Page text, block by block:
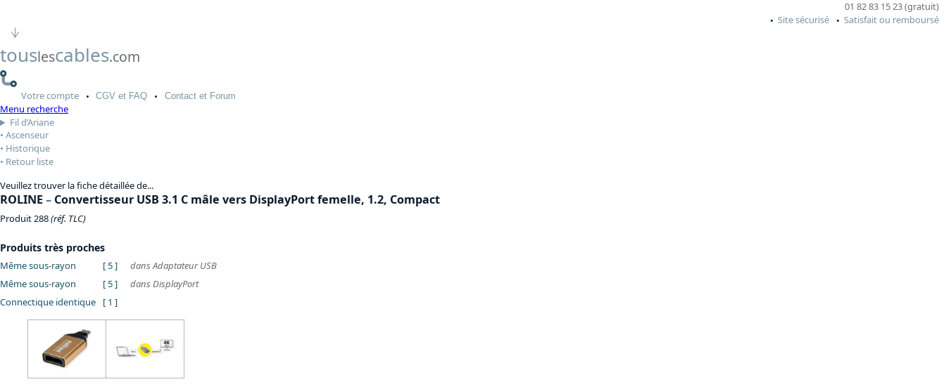
01 82 83 15 23 (gratuit)
Site sécurisé
Satisfait ou remboursé
touslescables.com
Votrecompte CGV et FAQ Contactet Forum
Menu recherche
Fil d’Ariane
Ascenseur
Historique
Retour liste
Veuillez trouver la fiche détaillée de...
ROLINE– Convertisseur USB 3.1 C mâle vers DisplayPort femelle, 1.2, Compact
Produit 288(réf. TLC)
Produits très proches
Même sous-rayon [ 5 ]
dans Adaptateur USB
Même sous-rayon
[ 5 ]
dans DisplayPort
Connectique identique
[ 1 ]